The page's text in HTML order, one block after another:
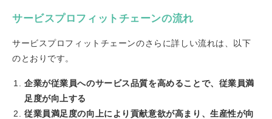
サービスプロフィットチェーンの流れ
サービスプロフィットチェーンのさらに詳しい流れは、以下
のとおりです。
企業が従業員へのサービス品質を高めることで、従業員満
足度が向上する
従業員満足度の向上により貢献意欲が高まり、生産性が向